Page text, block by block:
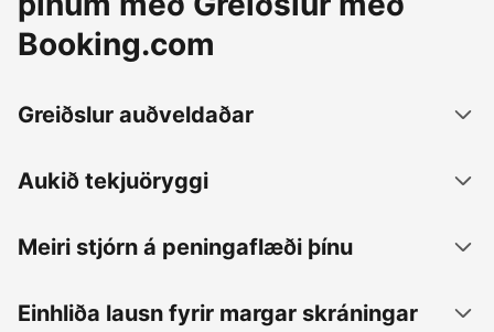
Booking.com
Greiðslur auðveldaðar
Aukið tekjuöryggi
Meiri stjórn á peningaflæði þínu
Einhliða lausn fyrir margar skráningar